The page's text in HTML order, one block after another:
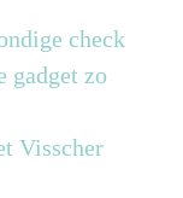
check
gadget zo
Visscher